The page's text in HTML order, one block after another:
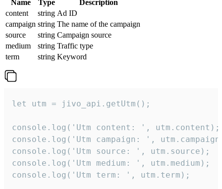
Name Type
Description
content
string Ad ID
campaign string The name of the campaign
source
string Campaign source
medium
string Traffic type
term
string Keyword
let utm = jivo_api.getUtm();
console.log('Utm content: ', utm.content);
console.log('Utm campaign: ',
console.log('Utm source: ', utm.source);
console.log('Utm medium: ', utm.medium);
console.log('Utm term: ', utm.term);